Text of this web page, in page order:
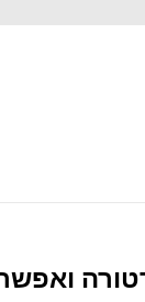
ואפשרות